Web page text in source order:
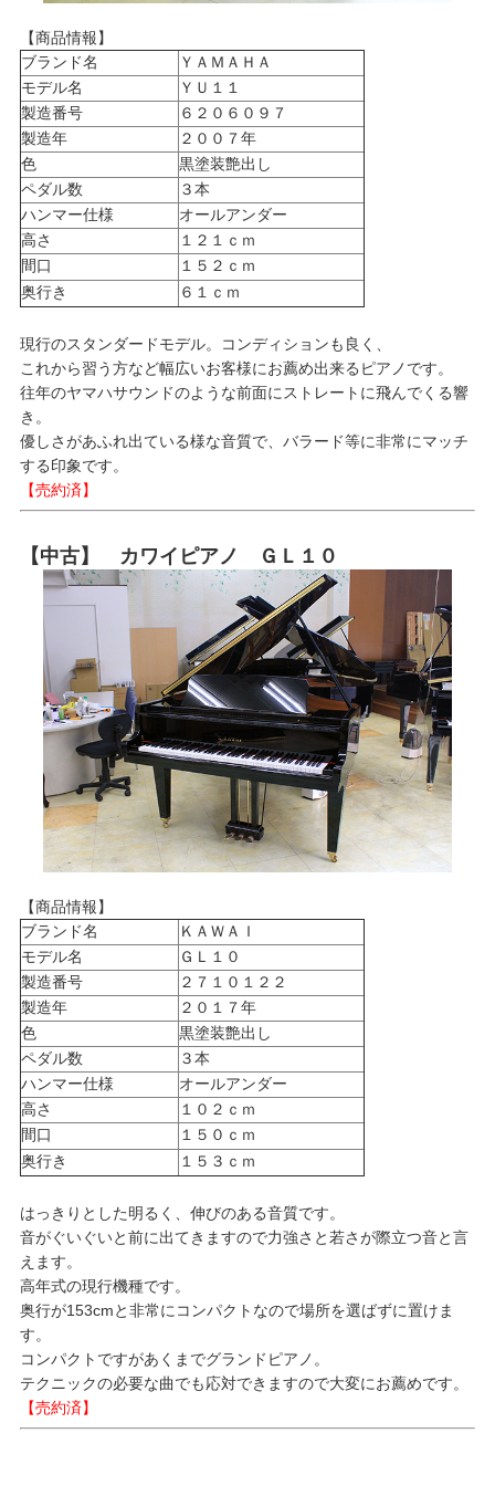
【商品情報】
ブランド名
ＹＡＭＡＨＡ
モデル名
ＹＵ１１
製造番号
６２０６０９７
製造年
２００７年
色
黒塗装艶出し
ペダル数
３本
ハンマー仕様
オールアンダー
高さ
１２１ｃｍ
間口
１５２ｃｍ
奥行き
６１ｃｍ
現行のスタンダードモデル。コンディションも良く、
これから習う方など幅広いお客様にお薦め出来るピアノです。
往年のヤマハサウンドのような前面にストレートに飛んでくる響
き。
優しさがあふれ出ている様な音質で、バラード等に非常にマッチ
する印象です。
【売約済】
【中古】 カワイピアノ ＧＬ１０
【商品情報】
ブランド名
ＫＡＷＡＩ
モデル名
ＧＬ１０
製造番号
２７１０１２２
製造年
２０１７年
色
黒塗装艶出し
ペダル数
３本
ハンマー仕様
オールアンダー
高さ
１０２ｃｍ
間口
１５０ｃｍ
奥行き
１５３ｃｍ
はっきりとした明るく、伸びのある音質です。
音がぐいぐいと前に出てきますので力強さと若さが際立つ音と言
えます。
高年式の現行機種です。
奥行が153cmと非常にコンパクトなので場所を選ばずに置けま
す。
コンパクトですがあくまでグランドピアノ。
テクニックの必要な曲でも応対できますので大変にお薦めです。
【売約済】